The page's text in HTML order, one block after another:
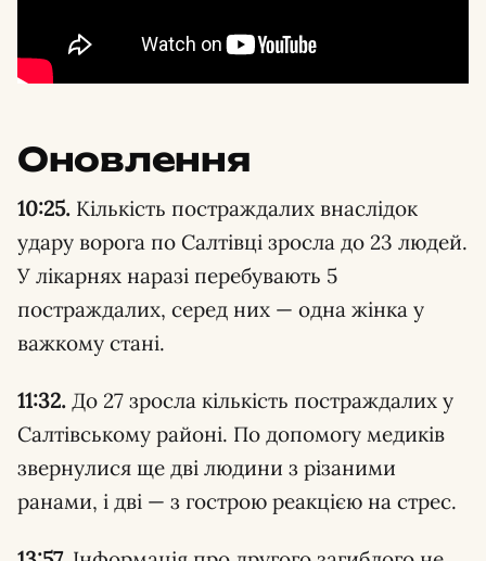
Оновлення
10:25. Кількість постраждалих внаслідок
удару ворога по Салтівці зросла до 23 людей.
У лікарнях наразі перебувають 5
постраждалих, серед них — одна жінка у
важкому стані.
11:32. До 27 зросла кількість постраждалих у
Салтівському районі. По допомогу медиків
звернулися ще дві людини з різаними
ранами, і дві — з гострою реакцією на стрес.